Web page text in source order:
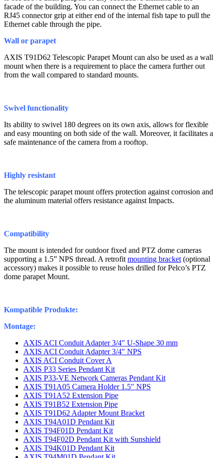
facade of the building. You can connect the Ethernet cable to an
RJ45 connector grip at either end of the internal fish tape to pull the
Ethernet cable through the pipe.
Wall or parapet
AXIS T91D62 Telescopic Parapet Mount can also be used as a wall
mount when there is a requirement to place the camera further out
from the wall compared to standard mounts.
Swivel functionality
Its ability to swivel 180 degrees on its own axis, allows for flexible
and easy mounting on both side of the wall. Moreover, it facilitates a
safe maintenance of the camera from a rooftop.
Highly resistant
The telescopic parapet mount offers protection against corrosion and
the aluminum material offers resistance against Impacts.
Compatibility
The mount is intended for outdoor fixed and PTZ dome cameras
supporting a 1.5” NPS thread. A retrofit mounting bracket (optional
accessory) makes it possible to reuse holes drilled for Pelco’s PTZ
dome parapet Mount.
Kompatible Produkte:
Montage:
AXIS ACI Conduit Adapter 3/4″ U-Shape 30 mm
AXIS ACI Conduit Adapter 3/4″ NPS
AXIS ACI Conduit Cover A
AXIS P33 Series Pendant Kit
AXIS P33-VE Network Cameras Pendant Kit
AXIS T91A05 Camera Holder 1.5″ NPS
AXIS T91A52 Extension Pipe
AXIS T91B52 Extension Pipe
AXIS T91D62 Adapter Mount Bracket
AXIS T94A01D Pendant Kit
AXIS T94F01D Pendant Kit
AXIS T94F02D Pendant Kit with Sunshield
AXIS T94K01D Pendant Kit